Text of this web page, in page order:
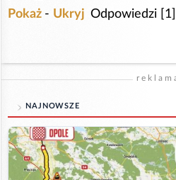
Pokaż - Ukryj Odpowiedzi [1]
NAJNOWSZE